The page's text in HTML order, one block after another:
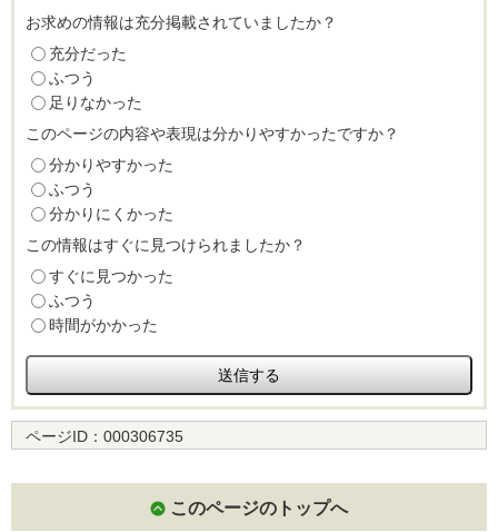
お求めの情報は充分掲載されていましたか？
充分だった
ふつう
足りなかった
このページの内容や表現は分かりやすかったですか？
分かりやすかった
ふつう
分かりにくかった
この情報はすぐに見つけられましたか？
すぐに見つかった
ふつう
時間がかかった
ページID： 000306735
このページのトップへ